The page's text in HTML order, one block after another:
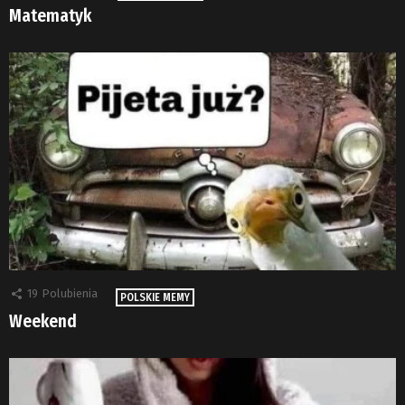
Matematyk
19 Polubienia POLSKIE MEMY
Weekend